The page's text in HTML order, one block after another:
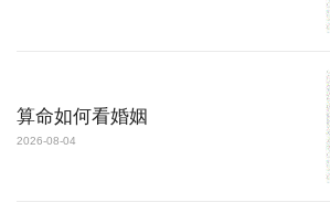
算命如何看婚姻
2026-08-04